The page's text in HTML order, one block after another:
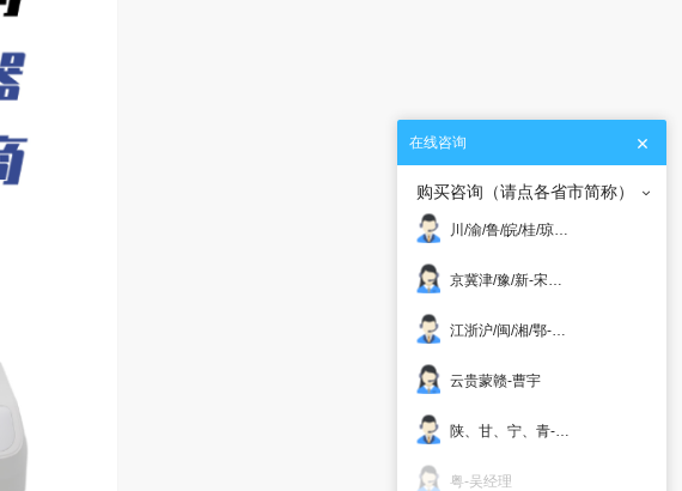
在线咨询
购买咨询（请点各省市简称）
川/渝/鲁/皖/桂/琼/东北/晋-邝经理
京冀津/豫/新-宋经理
江浙沪/闽/湘/鄂-赵明
云贵蒙赣-曹宇
陕、甘、宁、青-邝国威
粤-吴经理